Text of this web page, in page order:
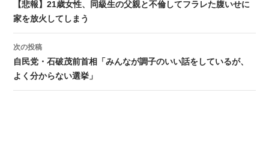
投稿ナビゲーション
【悲報】21歳女性、同級生の父親と不倫してフラレた腹いせに
家を放火してしまう
次の投稿
自民党・石破茂前首相「みんなが調子のいい話をしているが、
よく分からない選挙」